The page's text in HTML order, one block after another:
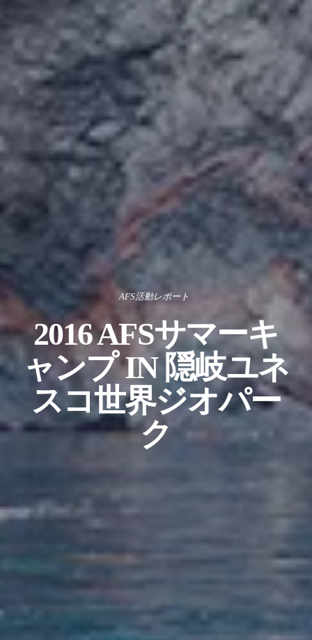
AFS活動レポート
2016 AFSサマーキ
ャンプ IN 隠岐ユネ
スコ世界ジオパー
ク